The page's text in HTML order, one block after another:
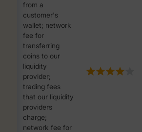
from a
customer's
wallet; network
fee for
transferring
coins to our
liquidity
provider;
trading fees
that our liquidity
providers
charge;
network fee for